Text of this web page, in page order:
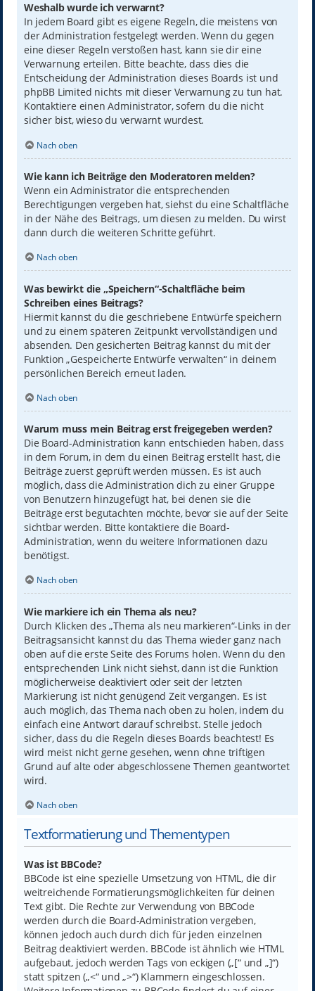
Weshalb wurde ich verwarnt?
In jedem Board gibt es eigene Regeln, die meistens von
der Administration festgelegt werden. Wenn du gegen
eine dieser Regeln verstoßen hast, kann sie dir eine
Verwarnung erteilen. Bitte beachte, dass dies die
Entscheidung der Administration dieses Boards ist und
phpBB Limited nichts mit dieser Verwarnung zu tun hat.
Kontaktiere einen Administrator, sofern du die nicht
sicher bist, wieso du verwarnt wurdest.
Nach oben
Wie kann ich Beiträge den Moderatoren melden?
Wenn ein Administrator die entsprechenden
Berechtigungen vergeben hat, siehst du eine Schaltfläche
in der Nähe des Beitrags, um diesen zu melden. Du wirst
dann durch die weiteren Schritte geführt.
Nach oben
Was bewirkt die „Speichern“-Schaltfläche beim
Schreiben eines Beitrags?
Hiermit kannst du die geschriebene Entwürfe speichern
und zu einem späteren Zeitpunkt vervollständigen und
absenden. Den gesicherten Beitrag kannst du mit der
Funktion „Gespeicherte Entwürfe verwalten“ in deinem
persönlichen Bereich erneut laden.
Nach oben
Warum muss mein Beitrag erst freigegeben werden?
Die Board-Administration kann entschieden haben, dass
in dem Forum, in dem du einen Beitrag erstellt hast, die
Beiträge zuerst geprüft werden müssen. Es ist auch
möglich, dass die Administration dich zu einer Gruppe
von Benutzern hinzugefügt hat, bei denen sie die
Beiträge erst begutachten möchte, bevor sie auf der Seite
sichtbar werden. Bitte kontaktiere die Board-
Administration, wenn du weitere Informationen dazu
benötigst.
Nach oben
Wie markiere ich ein Thema als neu?
Durch Klicken des „Thema als neu markieren“-Links in der
Beitragsansicht kannst du das Thema wieder ganz nach
oben auf die erste Seite des Forums holen. Wenn du den
entsprechenden Link nicht siehst, dann ist die Funktion
möglicherweise deaktiviert oder seit der letzten
Markierung ist nicht genügend Zeit vergangen. Es ist
auch möglich, das Thema nach oben zu holen, indem du
einfach eine Antwort darauf schreibst. Stelle jedoch
sicher, dass du die Regeln dieses Boards beachtest! Es
wird meist nicht gerne gesehen, wenn ohne triftigen
Grund auf alte oder abgeschlossene Themen geantwortet
wird.
Nach oben
Textformatierung und Thementypen
Was ist BBCode?
BBCode ist eine spezielle Umsetzung von HTML, die dir
weitreichende Formatierungsmöglichkeiten für deinen
Text gibt. Die Rechte zur Verwendung von BBCode
werden durch die Board-Administration vergeben,
können jedoch auch durch dich für jeden einzelnen
Beitrag deaktiviert werden. BBCode ist ähnlich wie HTML
aufgebaut, jedoch werden Tags von eckigen („[“ und „]“)
statt spitzen („<“ und „>“) Klammern eingeschlossen.